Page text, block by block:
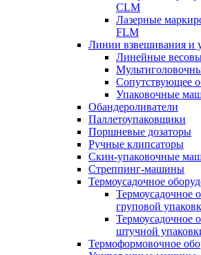
CLM
Лазерные
FLM
Линии взвешивания и
Линейные
Сопутствующее
Упаковочные
Обандероливатели
Паллетоупаковщики
Поршневые дозаторы
Ручные клипсаторы
Скин-упаковочные
Стреппинг-машины
Термоусадочное
Термоусадочное
груповой
Термоусадочное
штучной
Термоформовочное